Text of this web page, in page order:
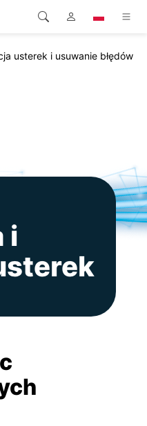
usterek i usuwanie błędów
i